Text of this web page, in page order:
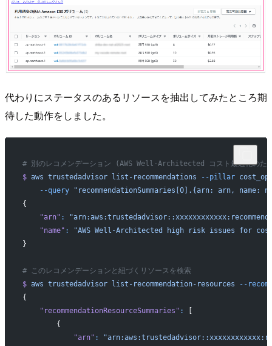
代わりにステータスのあるリソースを抽出してみたところ期
待した動作をしました。
# 別のレコメンデーション (AWS Well-Architected コスト最適化のた
$ aws trustedadvisor list-recommendations --pillar
    --query
"recommendationSummaries[0].{arn: arn, name:
{
    "arn"
:
    "name"
:
"AWS Well-Architected high risk issues for
}
# このレコメンデーションと紐づくリソースを検索
$ aws trustedadvisor list-recommendation-resources --
{
    "recommendationResourceSummaries"
:
[
        {
            "arn"
: